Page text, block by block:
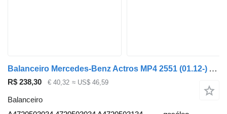
Balanceiro Mercedes-Benz Actros MP4 2551 (01.12-) A4720503034 para camião tractor Mercedes-Benz Actros MP4 Antos Arocs (2012-)
R$ 238,30 € 40,32 ≈ US$ 46,59
Balanceiro